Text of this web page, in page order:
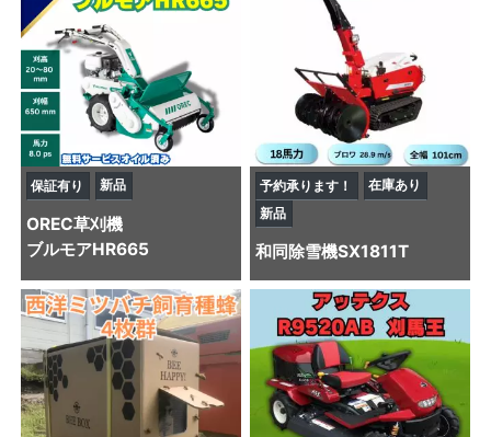
保証有り 新品
OREC草刈機
ブルモアHR665
予約承ります！
在庫あり
新品
和同除雪機SX1811T